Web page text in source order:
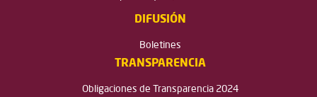
DIFUSIÓN
Boletines
TRANSPARENCIA
Obligaciones de Transparencia 2024